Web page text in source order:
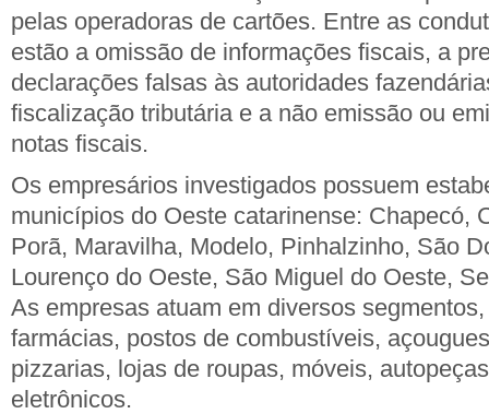
pelas operadoras de cartões. Entre as
estão a omissão de informações fiscais, a
declarações falsas às autoridades
fiscalização tributária e a não emissão ou
notas fiscais.
Os empresários investigados possuem
municípios do Oeste catarinense: Chapecó,
Porã, Maravilha, Modelo, Pinhalzinho, São
Lourenço do Oeste, São Miguel do Oeste,
As empresas atuam em diversos
farmácias, postos de combustíveis,
pizzarias, lojas de roupas, móveis,
eletrônicos.